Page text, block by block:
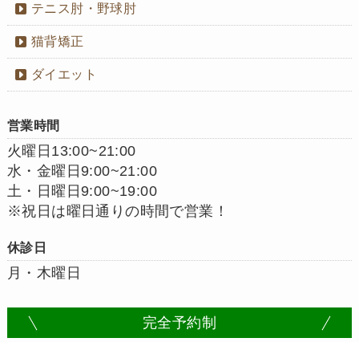
テニス肘・野球肘
猫背矯正
ダイエット
営業時間
火曜日13:00~21:00
水・金曜日9:00~21:00
土・日曜日9:00~19:00
※祝日は曜日通りの時間で営業！
休診日
月・木曜日
完全予約制